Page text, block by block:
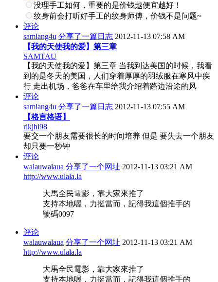
没理手工如何，重要的是价钱越便宜越好！
纹身前会打听好手工的纹身师傅，价钱不是问题~
评论
samlang4u 分享了一篇日志 2012-11-13 07:58 AM
【我的天使我的爱】第三章
SAMTAU
【我的天使我的爱】第三章 当我到达美国的时候，我看
到的是冬天的美国，人们穿着厚厚的羽绒服在寒风中疾
行 走出机场，爸爸在车里给我介绍着路边沿途的风
评论
samlang4u 分享了一篇日志 2012-11-13 07:55 AM
【格言格语】
rikjhi98
要交一个朋友需要很长的时间培养 但是 要失去一个朋友
却只要一秒钟
评论
walauwalaua 分享了一个网址 2012-11-13 03:21 AM
http://www.ulala.la
大馬全民電影，靠大家來推了
支持本地喔，力挺當而，記得我這個推手的
號碼0097
评论
walauwalaua 分享了一个网址 2012-11-13 03:21 AM
http://www.ulala.la
大馬全民電影，靠大家來推了
支持本地喔，力挺當而，記得我這個推手的